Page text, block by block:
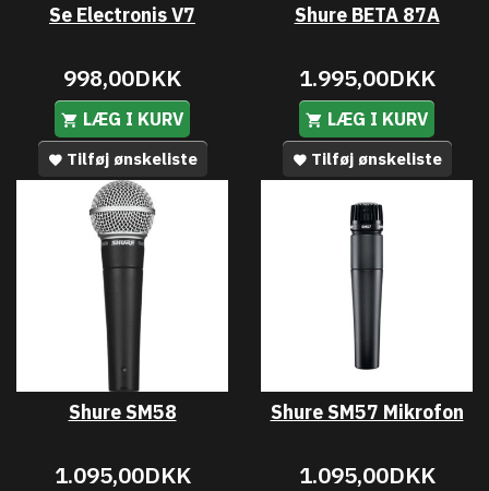
Se Electronis V7
998,00DKK
LÆG I KURV
Tilføj ønskeliste
Shure BETA 87A
1.995,00DKK
LÆG I KURV
Tilføj ønskeliste
Shure SM58
1.095,00DKK
Shure SM57 Mikrofon
1.095,00DKK